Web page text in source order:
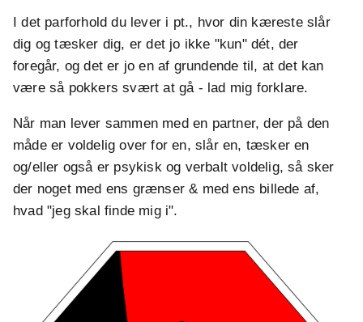
I det parforhold du lever i pt., hvor din kæreste slår
dig og tæsker dig, er det jo ikke "kun" dét, der
foregår, og det er jo en af grundende til, at det kan
være så pokkers svært at gå - lad mig forklare.
Når man lever sammen med en partner, der på den
måde er voldelig over for en, slår en, tæsker en
og/eller også er psykisk og verbalt voldelig, så sker
der noget med ens grænser & med ens billede af,
hvad "jeg skal finde mig i".